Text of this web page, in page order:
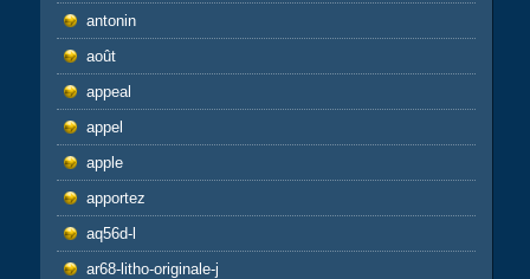
antonin
août
appeal
appel
apple
apportez
aq56d-l
ar68-litho-originale-j